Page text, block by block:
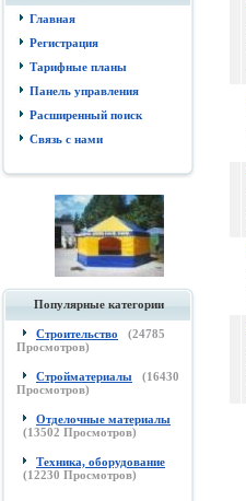
Главная
Регистрация
Тарифные планы
Панель управления
Расширенный поиск
Связь с нами
Популярные категории
Строительство (24785
Просмотров)
Стройматериалы (16430
Просмотров)
Отделочные материалы
(13502 Просмотров)
Техника, оборудование
(12230 Просмотров)